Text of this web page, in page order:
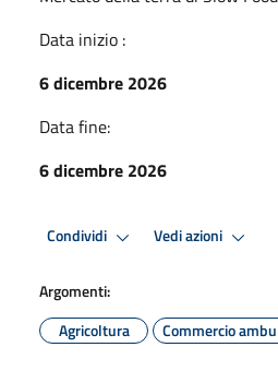
Data inizio :
6 dicembre 2026
Data fine:
6 dicembre 2026
Condividi Vedi azioni
Argomenti:
Agricoltura
Commercio